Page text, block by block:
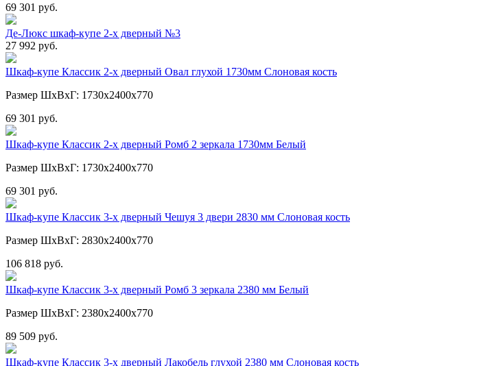
69 301 руб.
Де-Люкс шкаф-купе 2-х дверный №3
27 992 руб.
Шкаф-купе Классик 2-х дверный Овал глухой 1730мм Слоновая кость
Размер ШхВхГ: 1730х2400х770
69 301 руб.
Шкаф-купе Классик 2-х дверный Ромб 2 зеркала 1730мм Белый
Размер ШхВхГ: 1730х2400х770
69 301 руб.
Шкаф-купе Классик 3-х дверный Чешуя 3 двери 2830 мм Слоновая кость
Размер ШхВхГ: 2830х2400х770
106 818 руб.
Шкаф-купе Классик 3-х дверный Ромб 3 зеркала 2380 мм Белый
Размер ШхВхГ: 2380х2400х770
89 509 руб.
Шкаф-купе Классик 3-х дверный Лакобель глухой 2380 мм Слоновая кость